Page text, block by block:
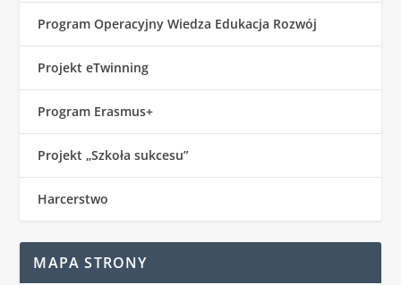
Program Operacyjny Wiedza Edukacja Rozwój
Projekt eTwinning
Program Erasmus+
Projekt „Szkoła sukcesu”
Harcerstwo
MAPA STRONY